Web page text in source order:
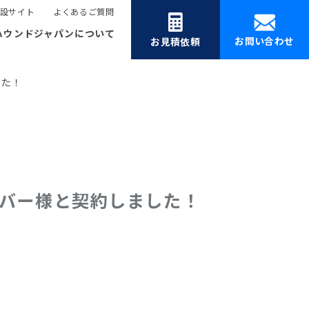
サイト よくあるご質問
ウンドジャパンについて
お見積依頼 お問い合わせ
！
様と契約しました！